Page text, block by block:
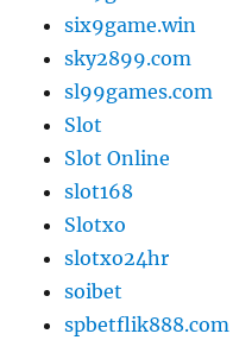
six9game.win
sky2899.com
sl99games.com
Slot
Slot Online
slot168
Slotxo
slotxo24hr
soibet
spbetflik888.com